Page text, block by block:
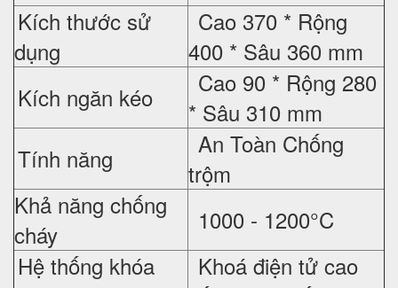
Kích thước sử
dụng
Cao 370 * Rộng
400 * Sâu 360 mm
Kích ngăn kéo
Cao 90 * Rộng 280
* Sâu 310 mm
Tính năng
An Toàn Chống
trộm
Khả năng chống
cháy
1000 - 1200°C
Hệ thống khóa
Khoá điện tử cao